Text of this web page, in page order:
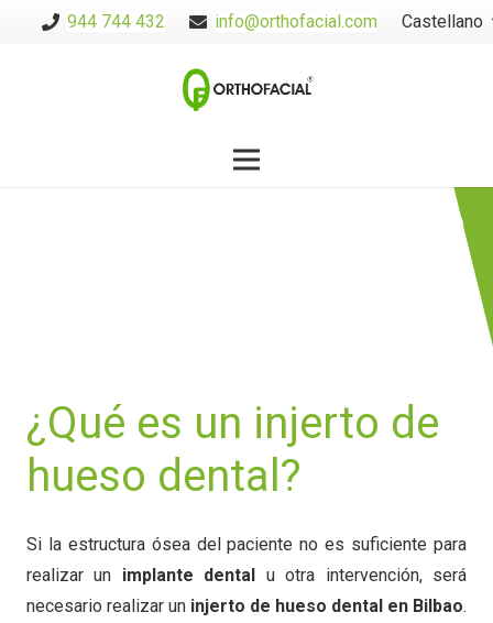
944 744 432 info@orthofacial.com Castellano
Implante de
hueso dental en
¿Qué es un injerto de
hueso dental?
Si la estructura ósea del paciente no es suficiente para
realizar un implante dental u otra intervención, será
necesario realizar un injerto de hueso dental en Bilbao.